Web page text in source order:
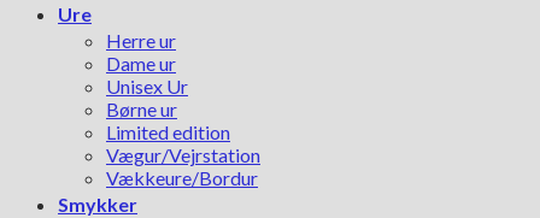
Ure
Herre ur
Dame ur
Unisex Ur
Børne ur
Limited edition
Vægur/Vejrstation
Vækkeure/Bordur
Smykker